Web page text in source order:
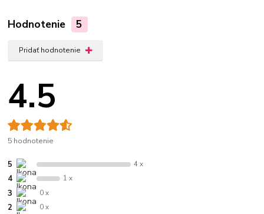
Hodnotenie 5
Pridať hodnotenie
4.5
5 hodnotenie
5 4 x
4 1 x
3 0 x
2 0 x